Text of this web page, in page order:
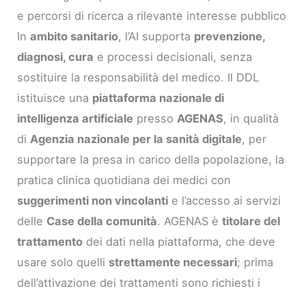
e percorsi di ricerca a rilevante interesse pubblico
Inambito sanitario, l’AI supporta prevenzione,
diagnosi, cura e processi decisionali, senza
sostituire la responsabilità del medico. Il DDL
istituisce una piattaforma nazionale di
intelligenza artificiale presso AGENAS, in qualità
di Agenzia nazionale per la sanità digitale, per
supportare la presa in carico della popolazione, la
pratica clinica quotidiana dei medici con
suggerimenti non vincolanti e l’accesso ai servizi
delle Case della comunità. AGENAS ètitolare del
trattamento dei dati nella piattaforma, che deve
usare solo quelli strettamente necessari; prima
dell’attivazione dei trattamenti sono richiesti i